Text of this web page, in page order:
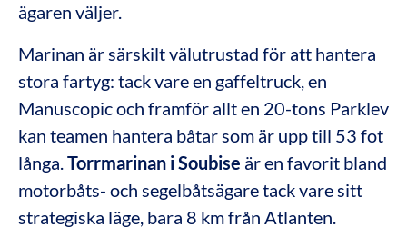
ägaren väljer.
Marinan är särskilt välutrustad för att hantera
stora fartyg: tack vare en gaffeltruck, en
Manuscopic och framför allt en 20-tons Parklev
kan teamen hantera båtar som är upp till 53 fot
långa.Torrmarinan i Soubise är en favorit bland
motorbåts- och segelbåtsägare tack vare sitt
strategiska läge, bara 8 km från Atlanten.